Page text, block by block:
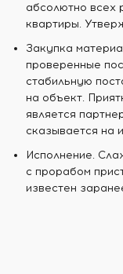
абсолютно всех
квартиры.
Закупка
проверенные
стабильную
на объект.
является
сказывается на
Исполнение.
с прорабом
известен